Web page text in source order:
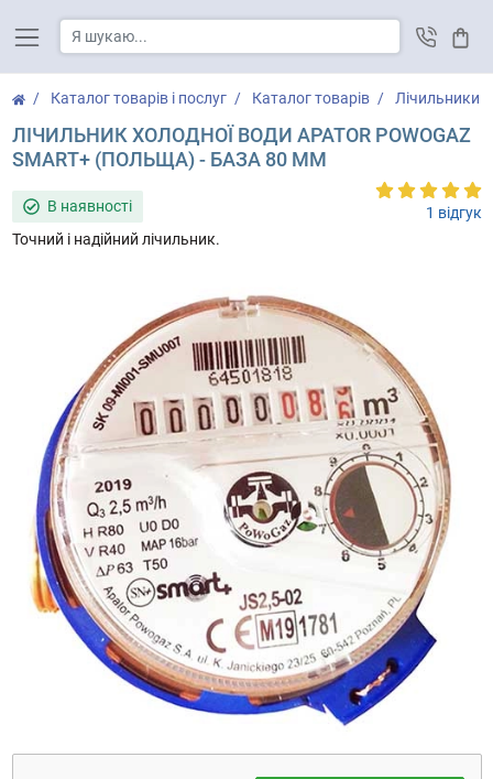
Каталог товарів і послуг Каталог товарів Лічильники
ЛІЧИЛЬНИК ХОЛОДНОЇ ВОДИ APATOR POWOGAZ
SMART+ (ПОЛЬЩА) - БАЗА 80 ММ
В наявності
1 відгук
Точний і надійний лічильник.